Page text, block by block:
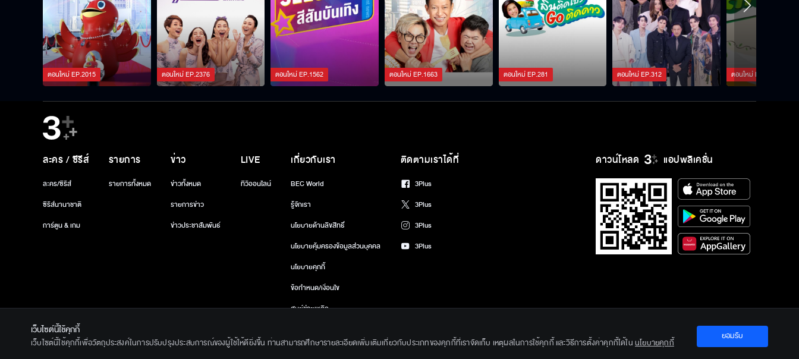
ตอนใหม่EP.2015 ตอนใหม่EP.2376 ตอนใหม่EP.1562 ตอนใหม่EP.1663 ตอนใหม่EP.281 ตอนใหม่EP.312 ตอนใหม่EP.
ดาวน์โหลด แอปพลิเคชั่น
ละคร / ซีรีส์
ละคร/ซีรีส์
ซีรีส์นานาชาติ
การ์ตูน & เกม
รายการ
รายการทั้งหมด
ข่าว
ข่าวทั้งหมด
รายการข่าว
ข่าวประชาสัมพันธ์
LIVE
ทีวีออนไลน์
เกี่ยวกับเรา
BEC World
รู้จักเรา
นโยบายด้านลิขสิทธิ์
นโยบายคุ้มครองข้อมูลส่วนบุคคล
นโยบายคุกกี้
ข้อกำหนด/เงื่อนไข
ศูนย์ช่วยเหลือ
ติดตามเราได้ที่
3Plus
3Plus
3Plus
3Plus
© 2020 Bangkok Entertainment Co.,Ltd. All Rights Reserved. Powered by BECi Corporation Ltd.
เว็บไซต์นี้ใช้คุกกี้
เว็บไซต์นี้ใช้คุกกี้เพื่อวัตถุประสงค์ในการปรับปรุงประสบการณ์ของผู้ใช้ให้ดียิ่งขึ้น ท่านสามารถศึกษารายละเอียดเพิ่มเติมเกี่ยวกับประเภทของคุกกี้ที่เราจัดเก็บ เหตุผลในการใช้คุกกี้ และวิธีการตั้งค่าคุกกี้ได้ใน นโยบายคุกกี้
ยอมรับ